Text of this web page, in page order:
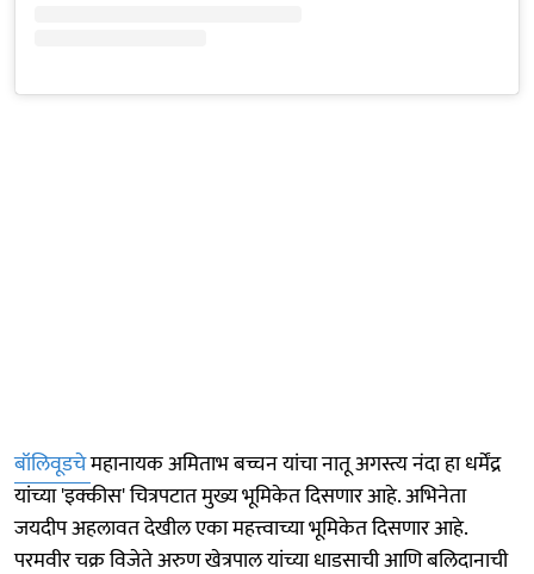
बॉलिवूडचेमहानायक अमिताभ बच्चन यांचा नातू अगस्त्य नंदा हा धर्मेंद्र
यांच्या 'इक्कीस' चित्रपटात मुख्य भूमिकेत दिसणार आहे. अभिनेता
जयदीप अहलावत देखील एका महत्त्वाच्या भूमिकेत दिसणार आहे.
परमवीर चक्र विजेते अरुण खेत्रपाल यांच्या धाडसाची आणि बलिदानाची